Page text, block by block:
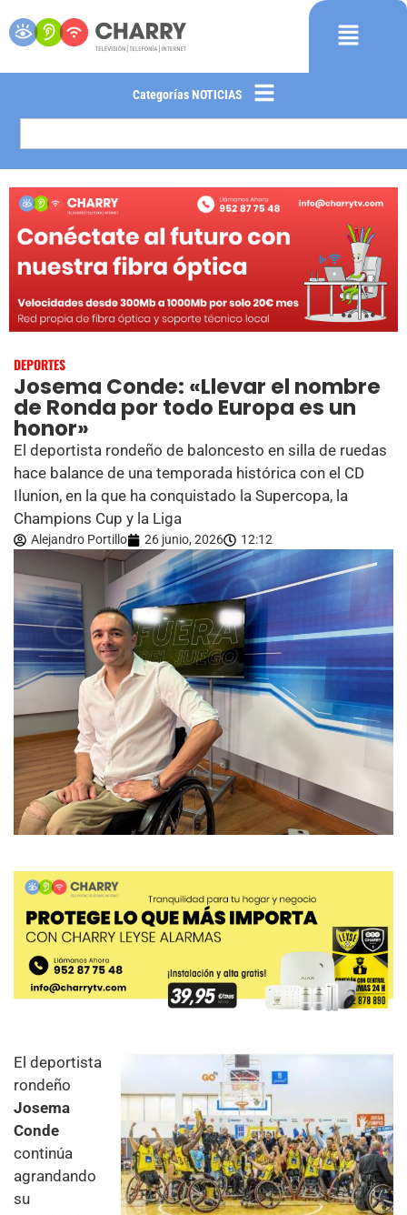
Categorías NOTICIAS
DEPORTES
Josema Conde: «Llevar el nombre
de Ronda por todo Europa es un
honor»
El deportista rondeño de baloncesto en silla de ruedas
hace balance de una temporada histórica con el CD
Ilunion, en la que ha conquistado la Supercopa, la
Champions Cup y la Liga
Alejandro Portillo 26 junio, 2026 12:12
El deportista
rondeño
Josema
Conde
continúa
agrandando
su